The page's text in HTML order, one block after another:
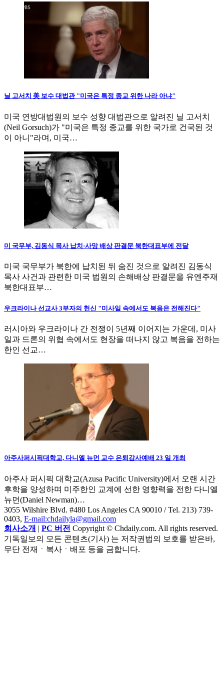
닐 고서치 美 보수 대법관 "미국은 특정 종교 위한 나라 아냐"
미국 연방대법원의 보수 성향 대법관으로 알려진 닐 고서치
(Neil Gorsuch)가 "미국은 특정 종교를 위한 국가로 건국된 것
이 아니"라며, 미국…
미 국무부, 김동식 목사 납치·사망 배상 판결문 북한대표부에 전달
미국 국무부가 북한에 납치된 뒤 숨진 것으로 알려진 김동식
목사 사건과 관련한 미국 법원의 손해배상 판결문을 유엔주재
북한대표부…
우크라이나 선교사 3부자의 헌신 "미사일 속에서도 복음은 전해진다"
러시아와 우크라이나 간 전쟁이 5년째 이어지는 가운데, 미사
일과 드론의 위협 속에서도 현장을 떠나지 않고 복음을 전하는
한인 선교…
아주사퍼시픽대학교, 다니엘 뉴먼 교수 은퇴감사예배 23 일 개최
아주사 퍼시픽 대학교(Azusa Pacific University)에서 오랜 시간
후학을 양성하며 미주한인 교계에 선한 영향력을 전한 다니엘
뉴먼(Daniel Newman)…
3055 Wilshire Blvd. #480 Los Angeles CA 90010 / Tel. 213) 739-
0403, E-mail:chdailyla@gmail.com
회사소개 | PC 버전 Copyright © Chdaily.com. All rights reserved.
기독일보의 모든 콘텐츠(기사) 는 저작권법의 보호를 받은바,
무단 전재ㆍ복사ㆍ배포 등을 금합니다.